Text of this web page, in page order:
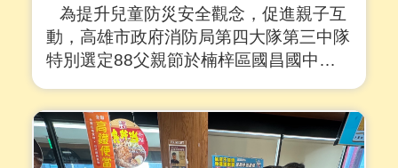
為提升兒童防災安全觀念，促進親子互
動，高雄市政府消防局第四大隊第三中隊
特別選定88父親節於楠梓區國昌國中舉
富多元的闖關體驗，讓孩子們化身小小消
防員，學習防災知識，現場氣氛熱烈，笑
聲不斷。 消防體驗區精心規劃....
詳全文